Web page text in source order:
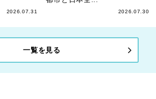
2026.07.31 2026.07.30
一覧を見る